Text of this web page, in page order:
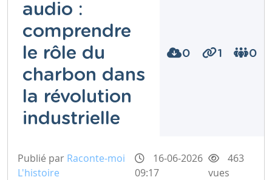
audio :
comprendre
le rôle du
charbon dans
la révolution
industrielle
0 1 0
Publié par Raconte-moi
L'histoire
16-06-2026
09:17
463
vues